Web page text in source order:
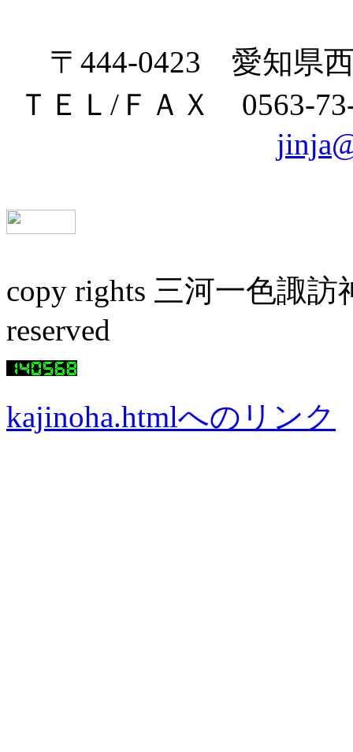
〒444-0423 愛知県
ＴＥＬ/ＦＡＸ
copy rights 三河一色諏
kajinoha.htmlへのリンク